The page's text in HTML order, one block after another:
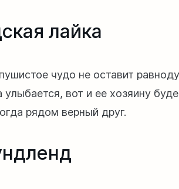
лайка
чудо не оставит
улыбается, вот и ее хозяину
рядом верный друг.